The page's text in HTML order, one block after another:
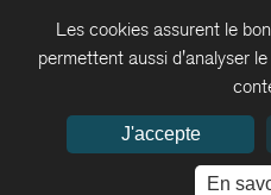
Les cookies assurent le
permettent aussi d'analyser
J'accepte
En